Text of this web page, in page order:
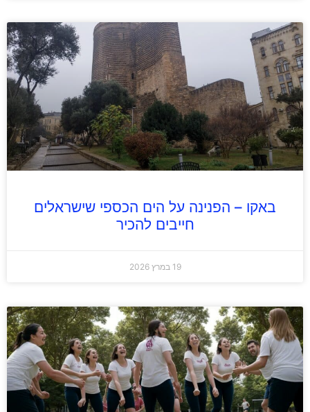
באקו – הפנינה על הים הכספי שישראלים
חייבים להכיר
19 במרץ 2026